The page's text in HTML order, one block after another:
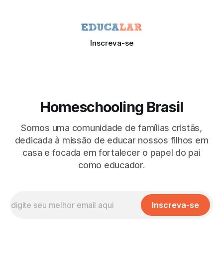
Inscreva-se
Homeschooling Brasil
Somos uma comunidade de famílias cristãs,
dedicada à missão de educar nossos filhos em
casa e focada em fortalecer o papel do pai
como educador.
Inscreva-se